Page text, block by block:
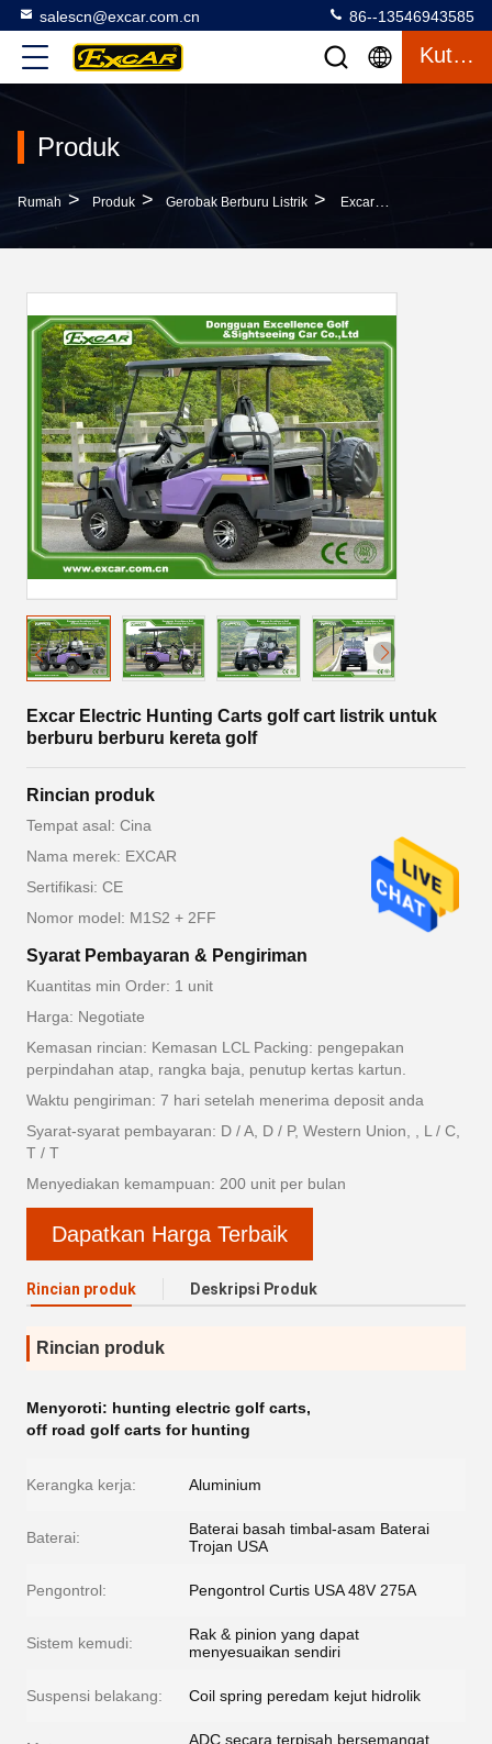
salescn@excar.com.cn 86--13546943585
Kutipan
Produk
Rumah > Produk > Gerobak Berburu Listrik > Excar Electric Hunting Carts Golf Cart Listrik Untuk Berburu Berburu Kereta Golf
Excar Electric Hunting Carts golf cart listrik untuk
berburu berburu kereta golf
Rincian produk
Tempat asal: Cina
Nama merek: EXCAR
Sertifikasi: CE
Nomor model: M1S2 + 2FF
Syarat Pembayaran & Pengiriman
Kuantitas min Order: 1 unit
Harga: Negotiate
Kemasan rincian: Kemasan LCL Packing: pengepakan
perpindahan atap, rangka baja, penutup kertas kartun.
Waktu pengiriman: 7 hari setelah menerima deposit anda
Syarat-syarat pembayaran: D / A, D / P, Western Union, , L / C,
T / T
Menyediakan kemampuan: 200 unit per bulan
Dapatkan Harga Terbaik
Rincian produk Deskripsi Produk
Rincian produk
Menyoroti: hunting electric golf carts,
off road golf carts for hunting
Kerangka kerja: Aluminium
Baterai:
Baterai basah timbal-asam Baterai
Trojan USA
Pengontrol: Pengontrol Curtis USA 48V 275A
Sistem kemudi:
Rak & pinion yang dapat
menyesuaikan sendiri
Suspensi belakang: Coil spring peredam kejut hidrolik
ADC secara terpisah bersemangat